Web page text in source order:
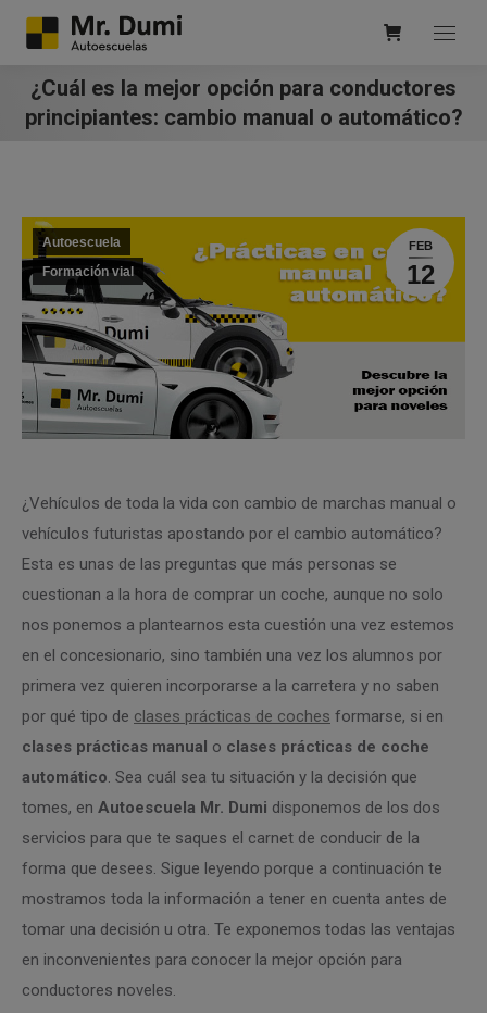
¿Cuál es la mejor opción para conductores
principiantes: cambio manual o automático?
FEB
12
Autoescuela
Formación vial
¿Vehículos de toda la vida con cambio de marchas manual o
vehículos futuristas apostando por el cambio automático?
Esta es unas de las preguntas que más personas se
cuestionan a la hora de comprar un coche, aunque no solo
nos ponemos a plantearnos esta cuestión una vez estemos
en el concesionario, sino también una vez los alumnos por
primera vez quieren incorporarse a la carretera y no saben
por qué tipo de clases prácticas de coches formarse, si en
clases prácticas manual o clases prácticas de coche
automático. Sea cuál sea tu situación y la decisión que
tomes, en Autoescuela Mr. Dumi disponemos de los dos
servicios para que te saques el carnet de conducir de la
forma que desees. Sigue leyendo porque a continuación te
mostramos toda la información a tener en cuenta antes de
tomar una decisión u otra. Te exponemos todas las ventajas
en inconvenientes para conocer la mejor opción para
conductores noveles.